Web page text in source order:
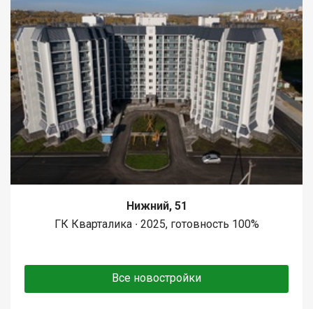
Нижний, 51
ГК Кварталика ∙ 2025, готовность 100%
Все новостройки